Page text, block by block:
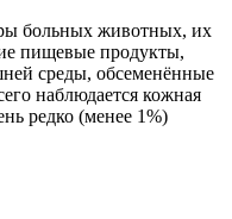
больных животных, их
пищевые продукты,
среды, обсеменённые
наблюдается кожная
редко (менее 1%)